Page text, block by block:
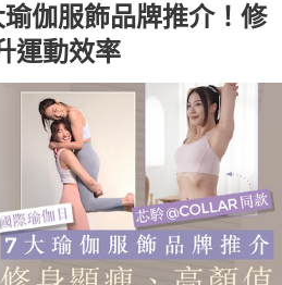
伽服飾品牌推介！修
運動效率